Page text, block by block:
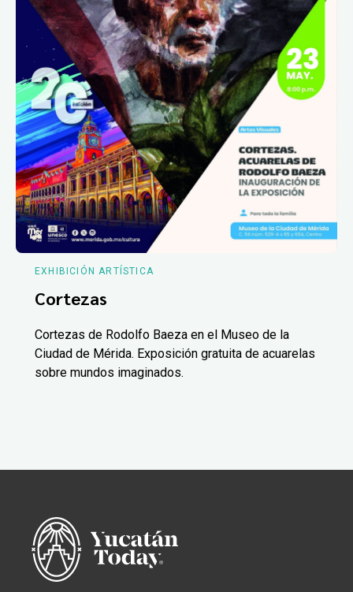
EXHIBICIÓN ARTÍSTICA
Cortezas
Cortezas de Rodolfo Baeza en el Museo de la
Ciudad de Mérida. Exposición gratuita de acuarelas
sobre mundos imaginados.